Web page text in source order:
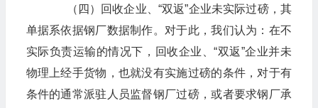
（四）回收企业、“双返”企业未实际过磅，其
单据系依据钢厂数据制作。对于此，我们认为：在不
实际负责运输的情况下，回收企业、“双返”企业并未
物理上经手货物，也就没有实施过磅的条件，对于有
条件的通常派驻人员监督钢厂过磅，或者要求钢厂承